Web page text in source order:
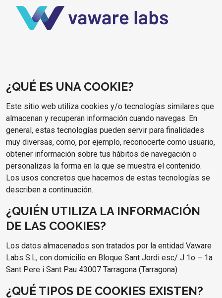
¿QUÉ ES UNA COOKIE?
Este sitio web utiliza cookies y/o tecnologías similares que
almacenan y recuperan información cuando navegas. En
general, estas tecnologías pueden servir para finalidades
muy diversas, como, por ejemplo, reconocerte como usuario,
obtener información sobre tus hábitos de navegación o
personalizas la forma en la que se muestra el contenido.
Los usos concretos que hacemos de estas tecnologías se
describen a continuación.
¿QUIÉN UTILIZA LA INFORMACIÓN
DE LAS COOKIES?
Los datos almacenados son tratados por la entidad Vaware
Labs S.L, con domicilio en Bloque Sant Jordi esc/ J 1o – 1a
Sant Pere i Sant Pau 43007 Tarragona (Tarragona)
¿QUÉ TIPOS DE COOKIES EXISTEN?